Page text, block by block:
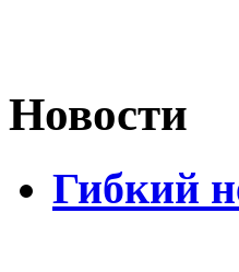
Новости
Гибкий